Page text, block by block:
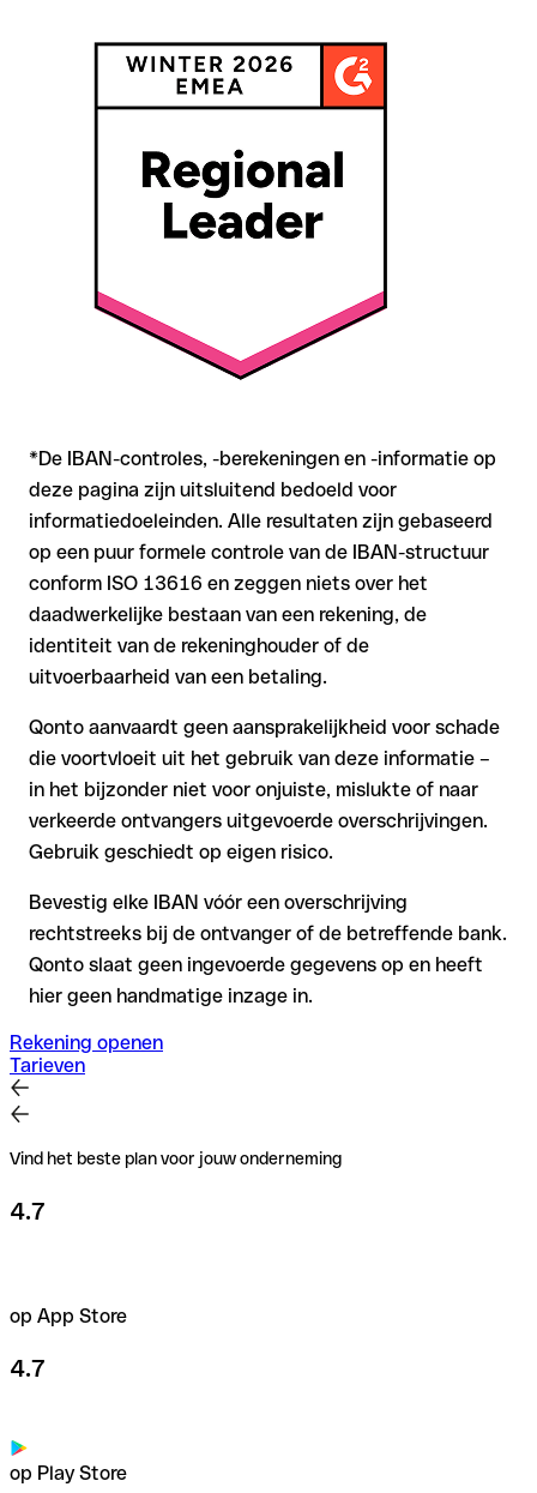
Bij internationale overschrijvingen buiten SEPA is
terugvordering aanzienlijk complexer en brengt kosten met
zich mee
: Controleer elke IBAN vóór een
met onze gratis IBAN Checker op formele juistheid, en
bevestig de IBAN bij twijfel direct bij de ontvanger. Vooral bij
grotere bedragen of nieuwe zakenrelaties is deze
*De IBAN-controles, -berekeningen en -informatie op
deze pagina zijn uitsluitend bedoeld voor
informatiedoeleinden. Alle resultaten zijn gebaseerd
op een puur formele controle van de IBAN-structuur
conform ISO 13616 en zeggen niets over het
daadwerkelijke bestaan van een rekening, de
identiteit van de rekeninghouder of de
uitvoerbaarheid van een betaling.
Qonto aanvaardt geen aansprakelijkheid voor schade
die voortvloeit uit het gebruik van deze informatie –
in het bijzonder niet voor onjuiste, mislukte of naar
verkeerde ontvangers uitgevoerde overschrijvingen.
Gebruik geschiedt op eigen risico.
Bevestig elke IBAN vóór een overschrijving
rechtstreeks bij de ontvanger of de betreffende bank.
Qonto slaat geen ingevoerde gegevens op en heeft
hier geen handmatige inzage in.
Rekening openen
Tarieven
Vind het beste plan voor jouw onderneming
4.7
op App Store
4.7
op Play Store